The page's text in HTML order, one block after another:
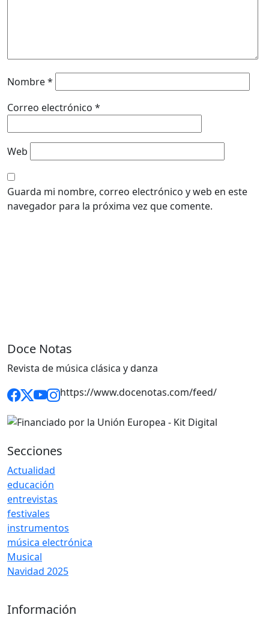
Nombre*
Correo electrónico *
Web
Guarda mi nombre, correo electrónico y web en este
navegador para la próxima vez que comente.
Doce Notas
Revista de música clásica y danza
https://www.docenotas.com/feed/
Secciones
Actualidad
educación
entrevistas
festivales
instrumentos
música electrónica
Musical
Navidad 2025
Información